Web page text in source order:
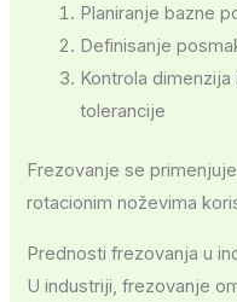
Planiranje bazne
Definisanje
Kontrola
tolerancije
Frezovanje se
rotacionim noževima
Prednosti frezovanja u
U industriji, frezovanje